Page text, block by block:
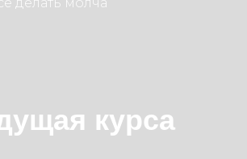
курса